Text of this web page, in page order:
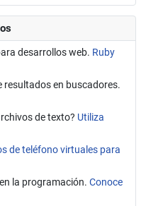
desarrollos web. Ruby
resultados en buscadores.
de texto? Utiliza
de teléfono virtuales para
la programación. Conoce